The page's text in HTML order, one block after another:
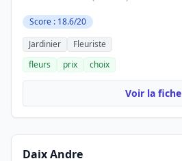
Score : 18.6/20
Jardinier
Fleuriste
fleurs
prix choix
Voir la fiche
Daix Andre